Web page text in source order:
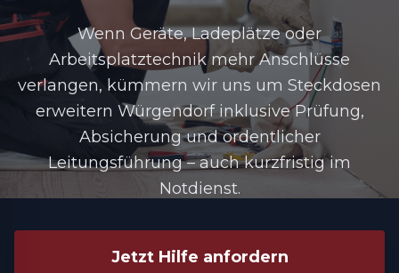
Wenn Geräte, Ladeplätze oder
Arbeitsplatztechnik mehr Anschlüsse
verlangen, kümmern wir uns um Steckdosen
erweitern Würgendorfinklusive Prüfung,
Absicherung und ordentlicher
Leitungsführung – auch kurzfristig im
Notdienst.
Jetzt Hilfe anfordern